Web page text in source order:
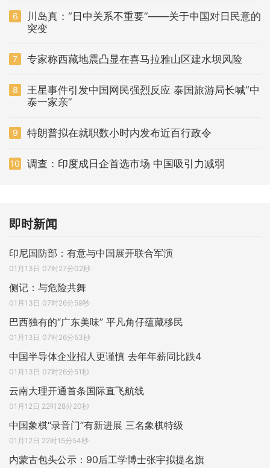
6
川岛真：“日中关系不重要”——关于中国对日民意的
突变
7 专家称西藏地震凸显在喜马拉雅山区建水坝风险
8
王星事件引发中国网民强烈反应 泰国旅游局长喊“中
泰一家亲”
9 特朗普拟在就职数小时内发布近百行政令
10 调查：印度成日企首选市场 中国吸引力减弱
即时新闻
印尼国防部：有意与中国展开联合军演
01月13日 07时27分02秒
侧记：与危险共舞
01月13日 07时26分59秒
巴西独有的“广东美味” 平凡角仔蕴藏移民
01月13日 07时26分53秒
中国半导体企业招人更谨慎 去年年薪同比跌4
01月13日 07时26分51秒
云南大理开通首条国际直飞航线
01月12日 22时28分20秒
中国象棋“录音门”有新进展 三名象棋特级
01月12日 22时15分54秒
内蒙古包头公示：90后工学博士张宇拟提名旗